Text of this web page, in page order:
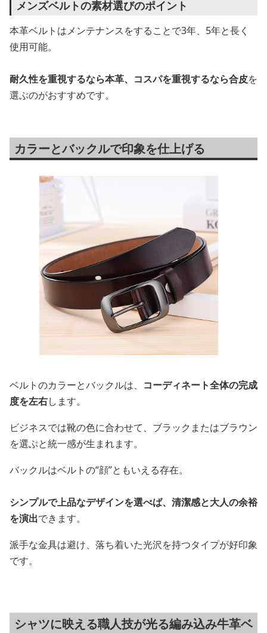
メンズベルトの素材選びのポイント
本革ベルトはメンテナンスをすることで3年、5年と長く
使用可能。
耐久性を重視するなら本革、コスパを重視するなら合皮を
選ぶのがおすすめです。
カラーとバックルで印象を仕上げる
ベルトのカラーとバックルは、 コーディネート全体の完成
度を左右します。
ビジネスでは靴の色に合わせて、ブラックまたはブラウン
を選ぶと統一感が生まれます。
バックルはベルトの“顔”ともいえる存在。
シンプルで上品なデザインを選べば、清潔感と大人の余裕
を演出できます。
派手な金具は避け、落ち着いた光沢を持つタイプが好印象
です。
シャツに映える職人技が光る編み込み牛革ベ